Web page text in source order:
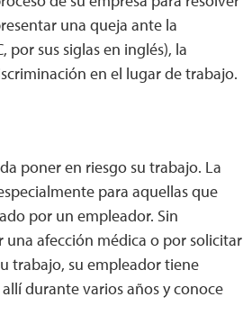
una queja ante la
por sus siglas en inglés), la
en el lugar de trabajo.
poner en riesgo su trabajo. La
para aquellas que
por un empleador. Sin
afección médica o por solicitar
trabajo, su empleador tiene
durante varios años y conoce